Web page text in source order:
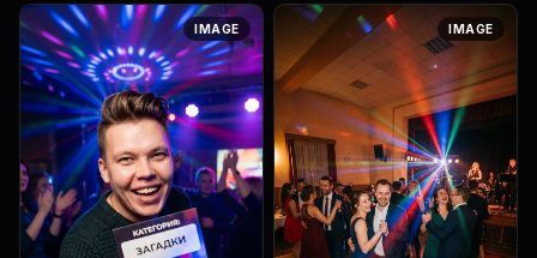
[Lighting: cinematic] Art style:
3D Pixar Animation, Zootopia
aesthetic, highly detailed
animation. 3D Pixar style. Liza
the Persian cat...
Art style: Realistic
Photography. Общий план
стильного, просторного
ресторана с приглушенным
освещением. На небольшой
сцене стоит харизм...
IMAGE IMAGE